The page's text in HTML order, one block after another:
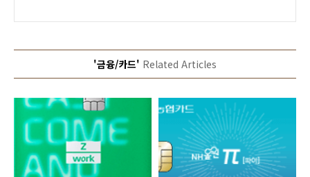
'금융/카드' Related Articles